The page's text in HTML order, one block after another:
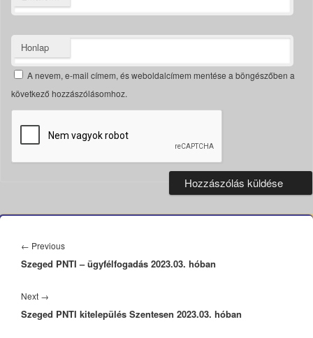
Honlap
A nevem, e-mail címem, és weboldalcímem mentése a böngészőben a
következő hozzászólásomhoz.
navigáció
← PreviousPrevious
post:
Szeged PNTI – ügyfélfogadás 2023.03. hóban
Next →
post:
Szeged PNTI kitelepülés Szentesen 2023.03. hóban